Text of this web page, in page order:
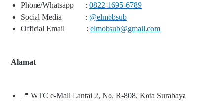
Phone/Whatsapp : 0822-1695-6789
Social Media
: @elmobsub
Official Email
: elmobsub@gmail.com
Alamat
📍 WTC e-Mall Lantai 2, No. R-808, Kota Surabaya